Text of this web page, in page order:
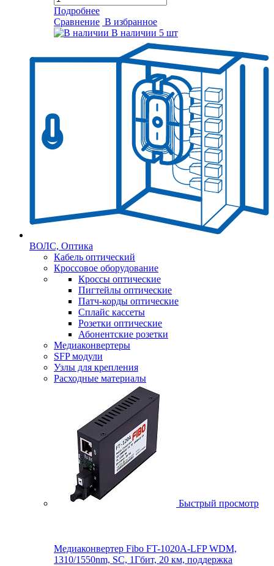
Подробнее
Сравнение В избранное
В наличии 5 шт
ВОЛС, Оптика
Кабель оптический
Кроссовое оборудование
Кроссы оптические
Пигтейлы оптические
Патч-корды оптические
Сплайс кассеты
Розетки оптические
Абонентские розетки
Медиаконвертеры
SFP модули
Узлы для крепления
Расходные материалы
Быстрый просмотр
Медиаконвертер Fibo FT-1020A-LFP WDM,
1310/1550nm, SC, 1Гбит, 20 км, поддержка